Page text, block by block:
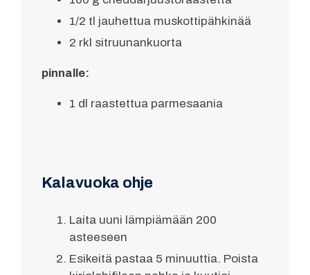
1/2 tl jauhettua muskottipähkinää
2 rkl sitruunankuorta
pinnalle:
1 dl raastettua parmesaania
Kalavuoka ohje
Laita uuni lämpiämään 200
asteeseen
Esikeitä pastaa 5 minuuttia. Poista